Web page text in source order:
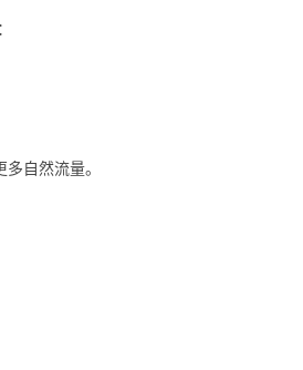
自然流量。